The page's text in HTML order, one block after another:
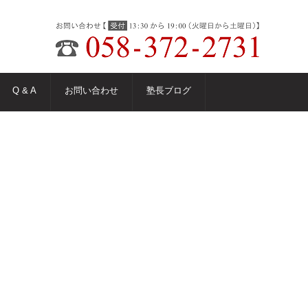
Q & A お問い合わせ 塾長ブログ